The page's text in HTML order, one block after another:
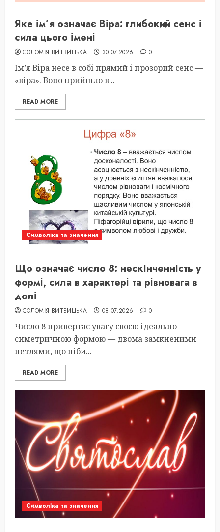
Яке ім’я означає Віра: глибокий сенс і
сила цього імені
СОЛОМІЯ ВИТВИЦЬКА 30.07.2026 0
Ім’я Віра несе в собі прямий і прозорий сенс —
«віра». Воно прийшло в...
READ MORE
Символіка та значення
Що означає число 8: нескінченність у
формі, сила в характері та рівновага в
долі
СОЛОМІЯ ВИТВИЦЬКА 08.07.2026 0
Число 8 привертає увагу своєю ідеально
симетричною формою — двома замкненими
петлями, що ніби...
READ MORE
Символіка та значення